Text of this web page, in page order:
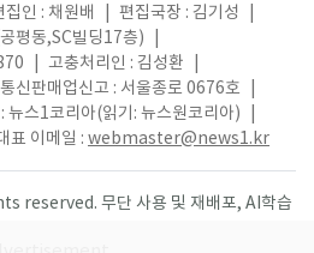
집인 : 채원배 편집국장 : 김기성
평동,SC빌딩17층)
고충처리인 : 김성환
통신판매업신고 : 서울종로 0676호
뉴스1코리아(읽기: 뉴스원코리아)
표 이메일 : webmaster@news1.kr
무단 사용 및 재배포, AI학습